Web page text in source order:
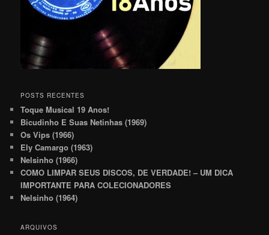
POSTS RECENTES
Toque Musical 19 Anos!
Bicudinho E Suas Netinhas (1969)
Os Vips (1966)
Ely Camargo (1963)
Nelsinho (1966)
COMO LIMPAR SEUS DISCOS, DE VERDADE! – UM DICA
IMPORTANTE PARA COLECIONADORES
Nelsinho (1964)
ARQUIVOS